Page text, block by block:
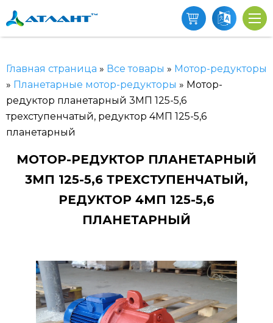
Главная страница » Все товары » Мотор-редукторы
» Планетарные мотор-редукторы » Мотор-
редуктор планетарный 3МП 125-5,6
трехступенчатый, редуктор 4МП 125-5,6
планетарный
МОТОР-РЕДУКТОР ПЛАНЕТАРНЫЙ
3МП 125-5,6 ТРЕХСТУПЕНЧАТЫЙ,
РЕДУКТОР 4МП 125-5,6
ПЛАНЕТАРНЫЙ